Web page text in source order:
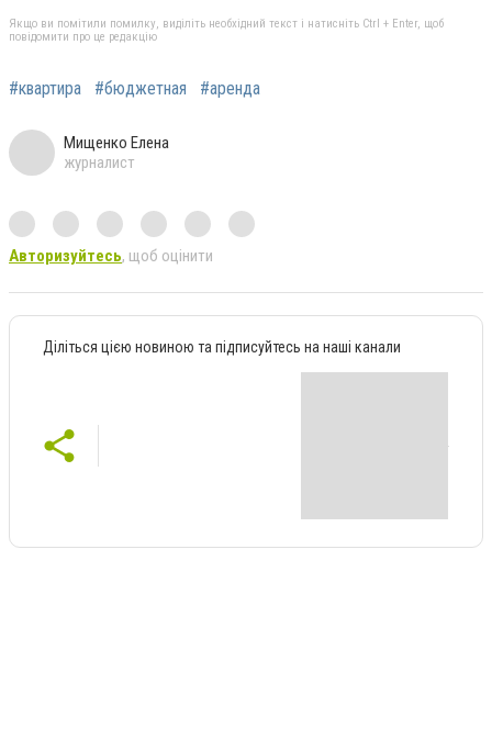
Якщо ви помітили помилку, виділіть необхідний текст і натисніть Ctrl + Enter, щоб
повідомити про це редакцію
#квартира #бюджетная #аренда
Мищенко Елена
журналист
Авторизуйтесь, щоб оцінити
Діліться цією новиною та підписуйтесь на наші канали